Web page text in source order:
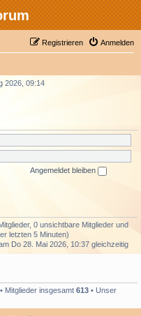
Anmelden
Registrieren
2026, 09:14
Angemeldet bleiben
0 unsichtbare Mitglieder und
letzten 5 Minuten)
Do 28. Mai 2026, 10:37 gleichzeitig
• Mitglieder insgesamt 613 • Unser